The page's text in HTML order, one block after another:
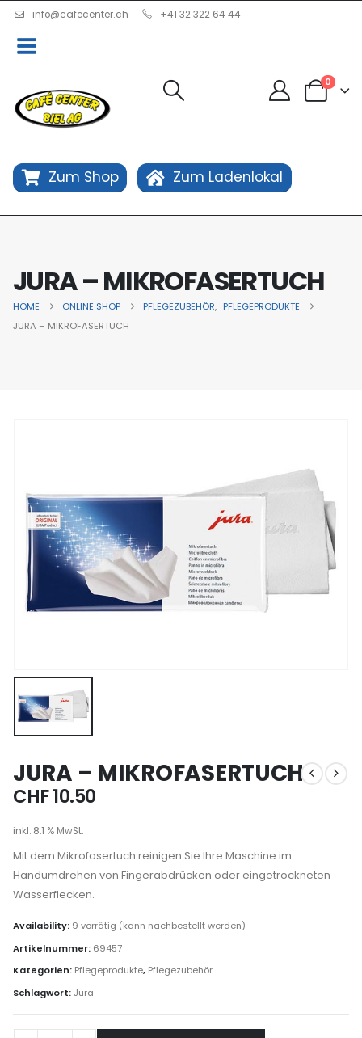
info@cafecenter.ch +41 32 322 64 44
0
Zum Shop Zum Ladenlokal
JURA – MIKROFASERTUCH
HOME ONLINE SHOP PFLEGEZUBEHÖR, PFLEGEPRODUKTE
JURA – MIKROFASERTUCH
JURA – MIKROFASERTUCH
CHF10.50
inkl. 8.1 % MwSt.
Mit dem Mikrofasertuch reinigen Sie Ihre Maschine im
Handumdrehen von Fingerabdrücken oder eingetrockneten
Wasserflecken.
Availability: 9 vorrätig (kann nachbestellt werden)
Artikelnummer: 69457
Kategorien: Pflegeprodukte, Pflegezubehör
Schlagwort:Jura